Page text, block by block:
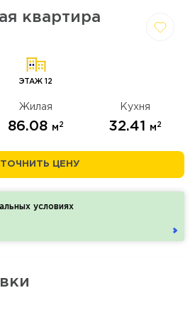
квартира
ЭТАЖ 12
Жилая
86.08 м 2
Кухня
32.41 м 2
ЦЕНУ
условиях